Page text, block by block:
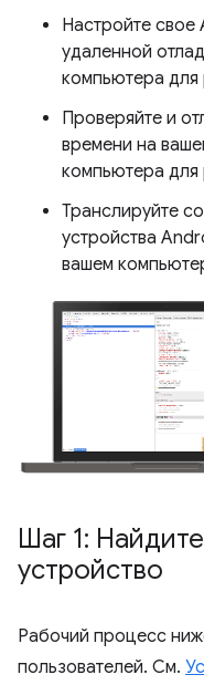
Настройте свое
удаленной
компьютера для
Проверяйте и
времени на
компьютера для
Транслируйте
устройства
вашем
Шаг 1:
устройство
Рабочий процесс
пользователей. См.